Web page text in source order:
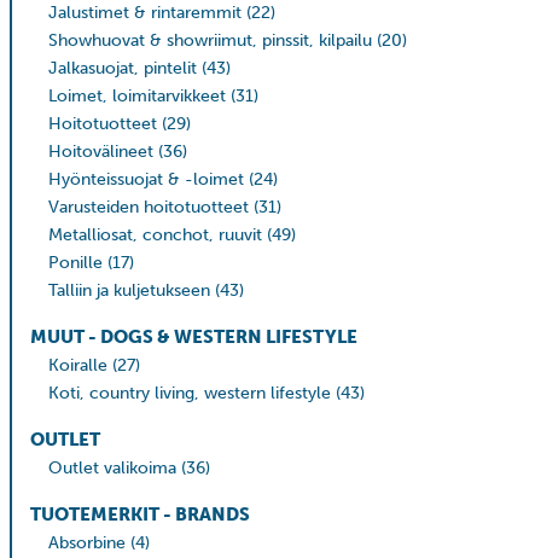
Jalustimet & rintaremmit (22)
Showhuovat & showriimut, pinssit, kilpailu (20)
Jalkasuojat, pintelit (43)
Loimet, loimitarvikkeet (31)
Hoitotuotteet (29)
Hoitovälineet (36)
Hyönteissuojat & -loimet (24)
Varusteiden hoitotuotteet (31)
Metalliosat, conchot, ruuvit (49)
Ponille (17)
Talliin ja kuljetukseen (43)
MUUT - DOGS & WESTERN LIFESTYLE
Koiralle (27)
Koti, country living, western lifestyle (43)
OUTLET
Outlet valikoima (36)
TUOTEMERKIT - BRANDS
Absorbine (4)